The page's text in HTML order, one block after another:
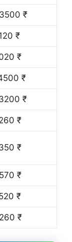
₹
₹
₹
₹
₹
₹
₹
₹
₹
₹